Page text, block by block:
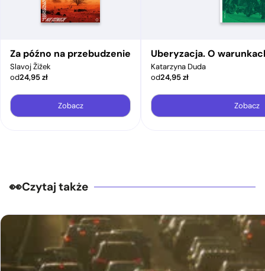
Za późno na przebudzenie
Slavoj Žižek
od24,95zł
Zobacz
Uberyzacja. O
Katarzyna Duda
od24,95zł
Zobacz
Czytaj także